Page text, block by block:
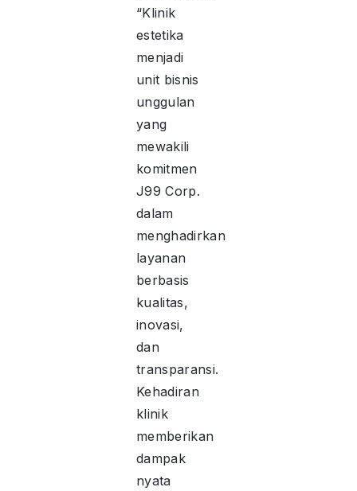
“Klinik
estetika
menjadi
unit bisnis
unggulan
yang
mewakili
komitmen
J99 Corp.
dalam
menghadirkan
layanan
berbasis
kualitas,
inovasi,
dan
transparansi.
Kehadiran
klinik
memberikan
dampak
nyata